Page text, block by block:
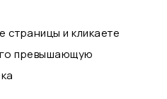
страницы и кликаете
превышающую